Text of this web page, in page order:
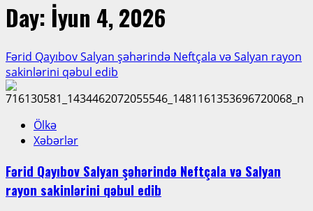
Day: İyun 4, 2026
Fərid Qayıbov Salyan şəhərində Neftçala və Salyan rayon
sakinlərini qəbul edib
Ölkə
Xəbərlər
Fərid Qayıbov Salyan şəhərində Neftçala və Salyan
rayon sakinlərini qəbul edib